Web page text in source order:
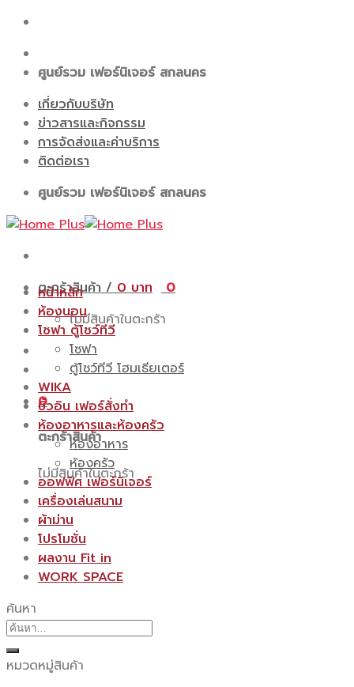
Skip
content
ศูนย์รวม เฟอร์นิเจอร์ สกลนคร
เกี่ยวกับบริษัท
ข่าวสารและกิจกรรม
การจัดส่งและค่าบริการ
ติดต่อเรา
ศูนย์รวม เฟอร์นิเจอร์ สกลนคร
ตะกร้าสินค้า /0
0
ไม่มีสินค้าในตะกร้า
0
ตะกร้าสินค้า
ไม่มีสินค้าในตะกร้า
หน้าหลัก
ห้องนอน
โซฟา ตู้โชว์ทีวี
โซฟา
ตู้โชว์ทีวี โฮมเธียเตอร์
WIKA
บิ้วอิน เฟอร์สั่งทำ
ห้องอาหารและห้องครัว
ห้องอาหาร
ห้องครัว
ออฟฟิศ เฟอร์นิเจอร์
เครื่องเล่นสนาม
ผ้าม่าน
โปรโมชั่น
ผลงาน Fit in
WORK SPACE
ค้นหา
ค้นหา:
หมวดหมู่สินค้า